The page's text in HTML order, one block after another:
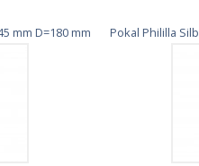
mm D=180 mm Pokal Phililla